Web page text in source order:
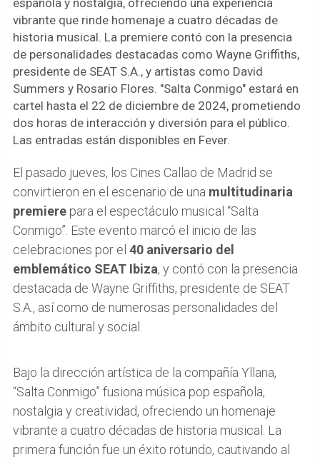
vibrante que rinde homenaje a cuatro décadas de
historia musical. La premiere contó con la presencia
de personalidades destacadas como Wayne Griffiths,
presidente de SEAT S.A., y artistas como David
Summers y Rosario Flores. "Salta Conmigo" estará en
cartel hasta el 22 de diciembre de 2024, prometiendo
dos horas de interacción y diversión para el público.
Las entradas están disponibles en Fever.
El pasado jueves, los Cines Callao de Madrid se
convirtieron en el escenario de una multitudinaria
premiere para el espectáculo musical “Salta
Conmigo”. Este evento marcó el inicio de las
celebraciones por el 40 aniversario del
emblemático SEAT Ibiza, y contó con la presencia
destacada de Wayne Griffiths, presidente de SEAT
S.A., así como de numerosas personalidades del
ámbito cultural y social.
Bajo la dirección artística de la compañía Yllana,
“Salta Conmigo” fusiona música pop española,
nostalgia y creatividad, ofreciendo un homenaje
vibrante a cuatro décadas de historia musical. La
primera función fue un éxito rotundo, cautivando al